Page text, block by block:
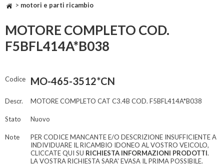
> motori e parti ricambio
MOTORE COMPLETO COD.
F5BFL414A*B038
Codice MO-465-3512*CN
Descr. MOTORE COMPLETO CAT C3.4B COD. F5BFL414A*B038
Stato Nuovo
Note
PER CODICE MANCANTE E/O DESCRIZIONE INSUFFICIENTE A
INDIVIDUARE IL RICAMBIO IDONEO AL VOSTRO VEICOLO,
CLICCATE QUI SU RICHIESTA INFORMAZIONI PRODOTTI.
LA VOSTRA RICHIESTA SARA' EVASA IL PRIMA POSSIBILE.